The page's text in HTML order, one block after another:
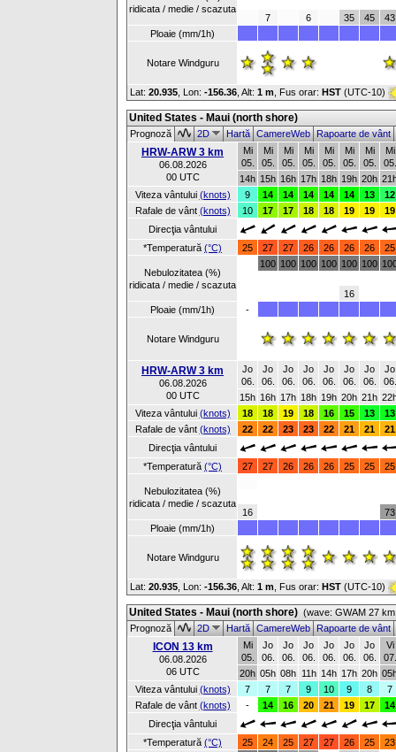
ridicata / medie / scazuta
7
6 35 45
43
Ploaie (mm/1h)
Notare Windguru
Lat: 20.935 , Lon: -156.36 Alt: 1 m , Fus orar: HST (UTC-10)
United States - Maui (north shore)
Prognoză 2D HartăCamereWebRapoarte de vânt
HRW-ARW 3 km
06.08.2026
00 UTC
Mi
05.
Mi
05.
Mi
05.
Mi
05.
Mi
05.
Mi
05.
Mi
05.
Mi
05.
14h 15h 16h 17h 18h 19h 20h
Viteza vântului (knots) 9 14 14 14 14 14 13
12
Rafale de vânt (knots) 10 17 17 18 18 19 19
19
Direcţia vântului
*Temperatură (°C) 25 27 27 26 26 26 26 25
Nebulozitatea (%)
ridicata / medie / scazuta
100 100 100 100 100
16
100
Ploaie (mm/1h) -
Notare Windguru
HRW-ARW 3 km
06.08.2026
00 UTC
Jo
06.
Jo
06.
Jo
06.
Jo
06.
Jo
06.
Jo
06.
Jo
06.
Jo
06.
15h 16h 17h 18h 19h 20h 21h
Viteza vântului (knots) 18 18 19 18 16 15 13
13
Rafale de vânt (knots) 22 22 23 23 22 21 21
21
Direcţia vântului
*Temperatură (°C) 27 27 26 26 26 25 25 25
Nebulozitatea (%)
ridicata / medie / scazuta
16
73
Ploaie (mm/1h)
Notare Windguru
Lat: 20.935 , Lon: -156.36 Alt: 1 m , Fus orar: HST (UTC-10)
United States - Maui (north shore) (wave: GWAM 27
Prognoză
2D HartăCamereWebRapoarte de vânt
ICON 13 km
06.08.2026
06 UTC
Mi
05.
Jo
06.
Jo
06.
Jo
06.
Jo
06.
Jo
06.
Jo
06.
Vi
07.
20h 05h 08h 11h 14h 17h 20h
Viteza vântului (knots) 7 7 7 9 10 9 8
7
Rafale de vânt (knots) - 14 16 20 21 19 17
14
Direcţia vântului
*Temperatură (°C) 25 24 25 27 27 26 25 23